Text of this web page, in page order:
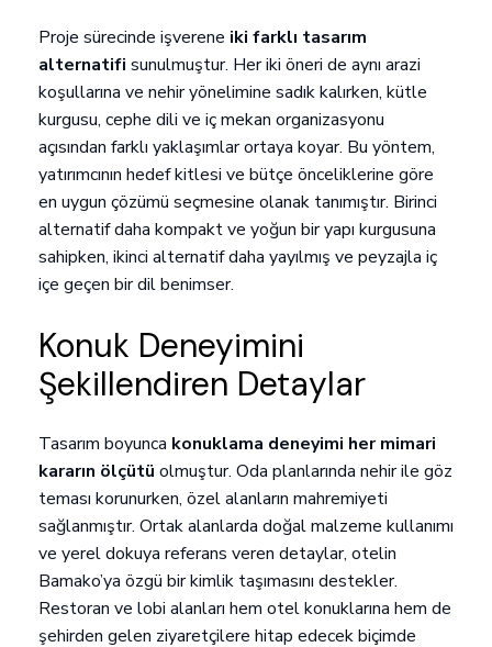
Proje sürecinde işverene iki farklı tasarım
alternatifi sunulmuştur. Her iki öneri de aynı arazi
koşullarına ve nehir yönelimine sadık kalırken, kütle
kurgusu, cephe dili ve iç mekan organizasyonu
açısından farklı yaklaşımlar ortaya koyar. Bu yöntem,
yatırımcının hedef kitlesi ve bütçe önceliklerine göre
en uygun çözümü seçmesine olanak tanımıştır. Birinci
alternatif daha kompakt ve yoğun bir yapı kurgusuna
sahipken, ikinci alternatif daha yayılmış ve peyzajla iç
içe geçen bir dil benimser.
Konuk Deneyimini
Şekillendiren Detaylar
Tasarım boyunca konuklama deneyimi her mimari
kararın ölçütü olmuştur. Oda planlarında nehir ile göz
teması korunurken, özel alanların mahremiyeti
sağlanmıştır. Ortak alanlarda doğal malzeme kullanımı
ve yerel dokuya referans veren detaylar, otelin
Bamako’ya özgü bir kimlik taşımasını destekler.
Restoran ve lobi alanları hem otel konuklarına hem de
şehirden gelen ziyaretçilere hitap edecek biçimde